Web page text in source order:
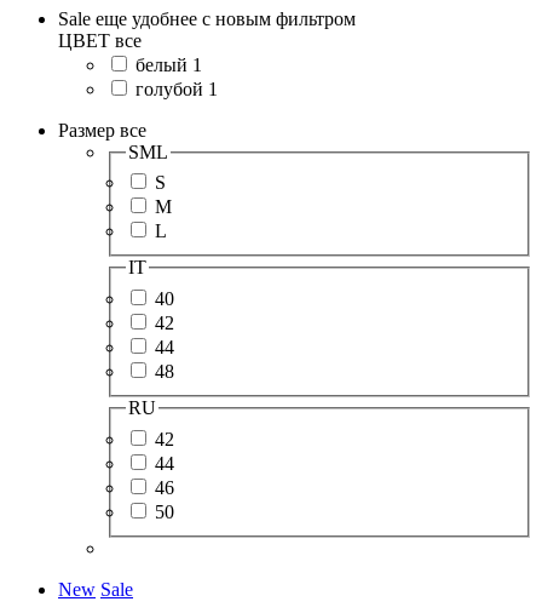
Sale еще удобнее с новым фильтром
ЦВЕТ все
белый 1
голубой 1
Размер все
SML
S
M
L
IT
40
42
44
48
RU
42
44
46
50
New Sale